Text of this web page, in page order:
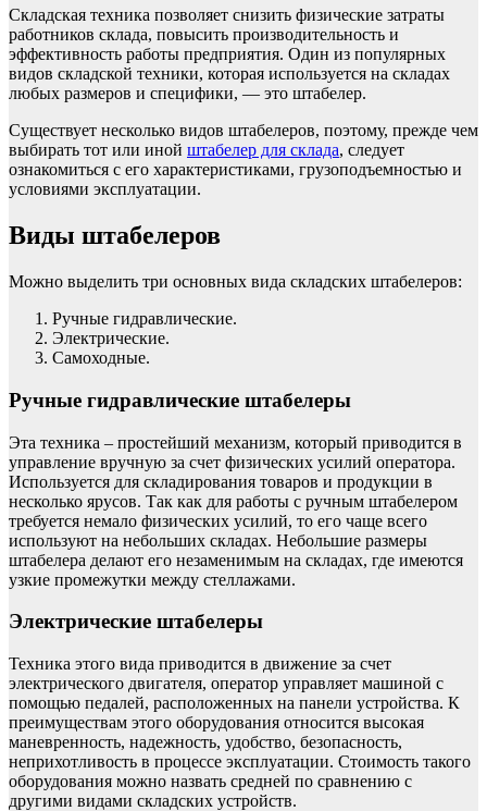
Складская техника позволяет снизить физические затраты
работников склада, повысить производительность и
эффективность работы предприятия. Один из популярных
видов складской техники, которая используется на складах
любых размеров и специфики, — это штабелер.
Существует несколько видов штабелеров, поэтому, прежде чем
выбирать тот или иной штабелер для склада, следует
ознакомиться с его характеристиками, грузоподъемностью и
условиями эксплуатации.
Виды штабелеров
Можно выделить три основных вида складских штабелеров:
Ручные гидравлические.
Электрические.
Самоходные.
Ручные гидравлические штабелеры
Эта техника – простейший механизм, который приводится в
управление вручную за счет физических усилий оператора.
Используется для складирования товаров и продукции в
несколько ярусов. Так как для работы с ручным штабелером
требуется немало физических усилий, то его чаще всего
используют на небольших складах. Небольшие размеры
штабелера делают его незаменимым на складах, где имеются
узкие промежутки между стеллажами.
Электрические штабелеры
Техника этого вида приводится в движение за счет
электрического двигателя, оператор управляет машиной с
помощью педалей, расположенных на панели устройства. К
преимуществам этого оборудования относится высокая
маневренность, надежность, удобство, безопасность,
неприхотливость в процессе эксплуатации. Стоимость такого
оборудования можно назвать средней по сравнению с
другими видами складских устройств.